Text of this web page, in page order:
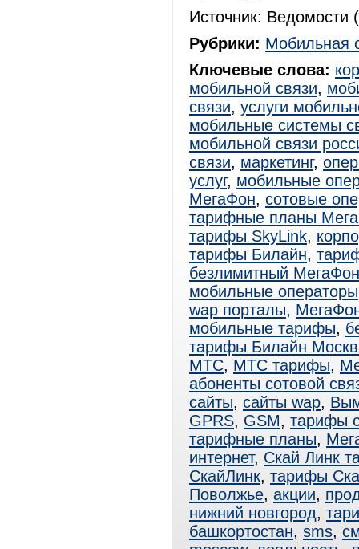
Источник: Ведомости (
Рубрики: Мобильная
Ключевые слова:
мобильной связи,
связи, услуги
мобильные системы
мобильной связи
связи, маркетинг,
услуг, мобильные
МегаФон, сотовые
тарифные планы
тарифы SkyLink,
тарифы Билайн,
безлимитный МегаФон
мобильные операторы
wap порталы,
мобильные тарифы,
тарифы Билайн
МТС, МТС тарифы,
абоненты сотовой
сайты, сайты wap,
GPRS, GSM, тарифы
тарифные планы,
интернет, Скай Линк
СкайЛинк, тарифы
Поволжье, акции,
нижний новгород,
башкортостан, sms,